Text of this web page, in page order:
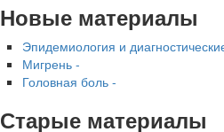
Новые материалы
Эпидемиология и
Мигрень -
Головная боль -
Старые материалы